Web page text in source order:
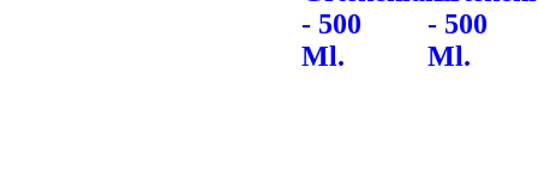
- 500
Ml.
- 500
Ml.